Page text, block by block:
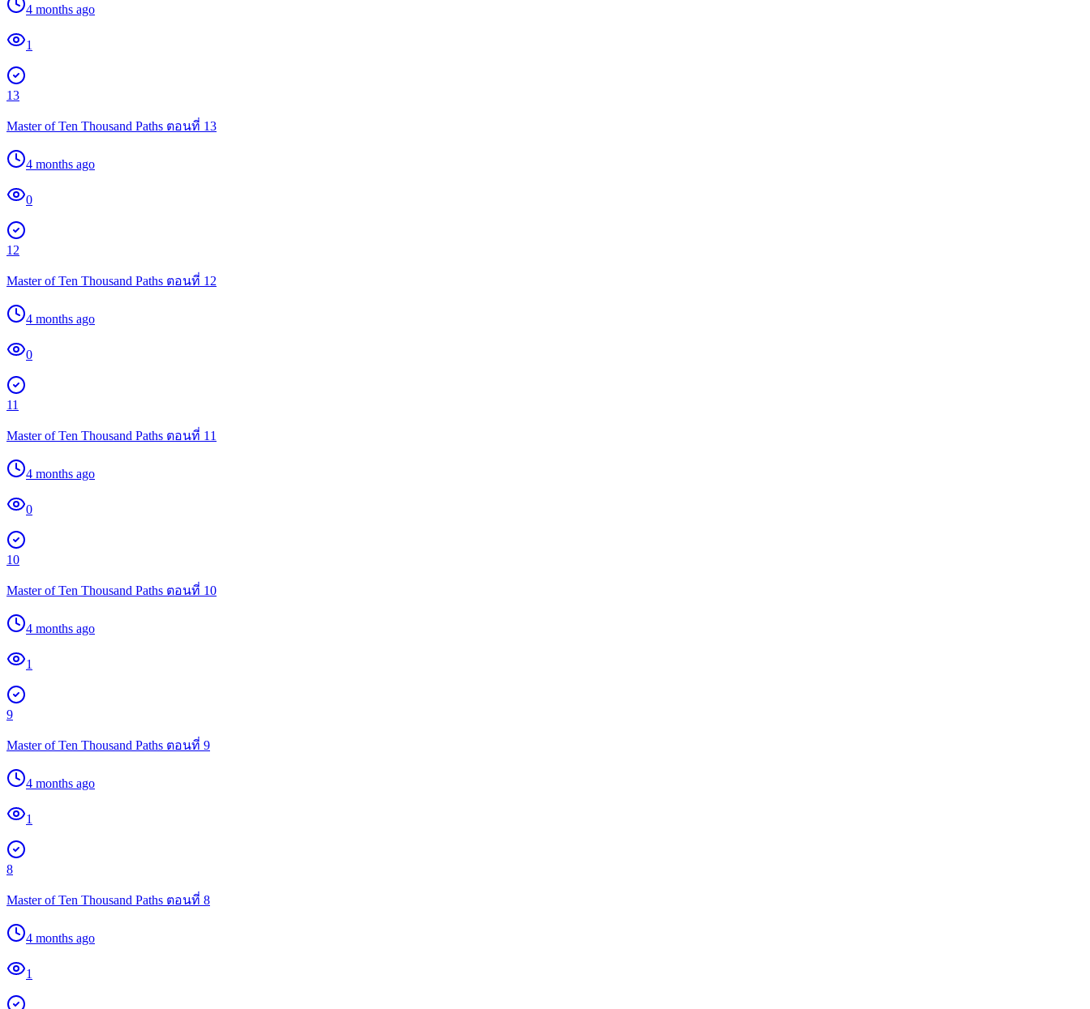
4 months ago
1
13
Master of Ten Thousand Paths ตอนที่ 13
4 months ago
0
12
Master of Ten Thousand Paths ตอนที่ 12
4 months ago
0
11
Master of Ten Thousand Paths ตอนที่ 11
4 months ago
0
10
Master of Ten Thousand Paths ตอนที่ 10
4 months ago
1
9
Master of Ten Thousand Paths ตอนที่ 9
4 months ago
1
8
Master of Ten Thousand Paths ตอนที่ 8
4 months ago
1